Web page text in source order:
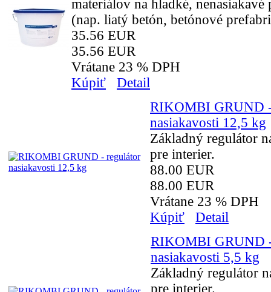
materiálov na hladké, nenasiakavé
(nap. liatý betón, betónové
35.56 EUR
35.56 EUR
Vrátane 23 % DPH
Kúpiť
Detail
RIKOMBI GRUND
nasiakavosti 12,5 kg
Základný regulátor
pre interier.
88.00 EUR
88.00 EUR
Vrátane 23 % DPH
Kúpiť
Detail
RIKOMBI GRUND
nasiakavosti 5,5 kg
Základný regulátor
pre interier.